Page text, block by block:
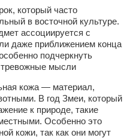
Анплеев А.Б.
отделение КП Сумская
больница №4
ресторан
который часто
в восточной культуре.
ассоциируется с
даже приближением конца
подчеркнуть
тревожные мысли
кожа — материал,
В год Змеи, который
к природе, такие
Особенно это
кожи, так как они могут